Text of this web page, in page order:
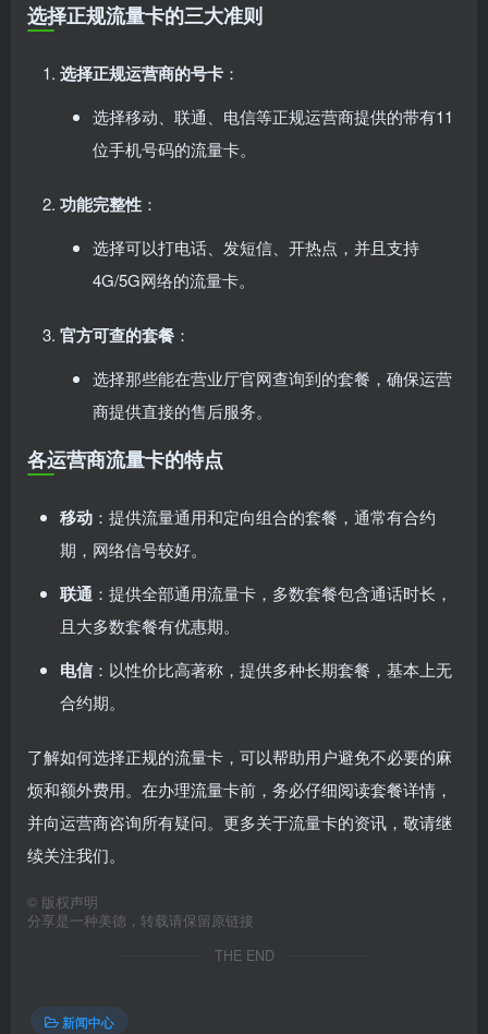
选择正规流量卡的三大准则
选择正规运营商的号卡 ：
选择移动、联通、电信等正规运营商提供的带有11
位手机号码的流量卡。
功能完整性 ：
选择可以打电话、发短信、开热点，并且支持
4G/5G网络的流量卡。
官方可查的套餐 ：
选择那些能在营业厅官网查询到的套餐，确保运营
商提供直接的售后服务。
各运营商流量卡的特点
移动 ：提供流量通用和定向组合的套餐，通常有合约
期，网络信号较好。
联通 ：提供全部通用流量卡，多数套餐包含通话时长，
且大多数套餐有优惠期。
电信：以性价比高著称，提供多种长期套餐，基本上无
合约期。
了解如何选择正规的流量卡，可以帮助用户避免不必要的麻
烦和额外费用。在办理流量卡前，务必仔细阅读套餐详情，
并向运营商咨询所有疑问。更多关于流量卡的资讯，敬请继
续关注我们。
© 版权声明
分享是一种美德，转载请保留原链接
THE END
新闻中心